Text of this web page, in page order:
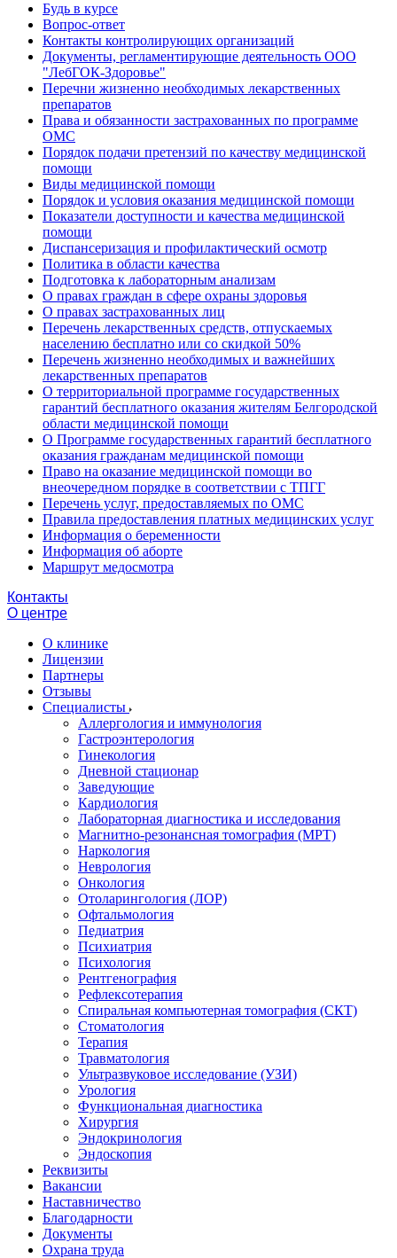
Будь в курсе
Вопрос-ответ
Контакты контролирующих организаций
Документы, регламентирующие деятельность ООО
"ЛебГОК-Здоровье"
Перечни жизненно необходимых лекарственных
препаратов
Права и обязанности застрахованных по программе
ОМС
Порядок подачи претензий по качеству медицинской
помощи
Виды медицинской помощи
Порядок и условия оказания медицинской помощи
Показатели доступности и качества медицинской
помощи
Диспансеризация и профилактический осмотр
Политика в области качества
Подготовка к лабораторным анализам
О правах граждан в сфере охраны здоровья
О правах застрахованных лиц
Перечень лекарственных средств, отпускаемых
населению бесплатно или со скидкой 50%
Перечень жизненно необходимых и важнейших
лекарственных препаратов
О территориальной программе государственных
гарантий бесплатного оказания жителям Белгородской
области медицинской помощи
О Программе государственных гарантий бесплатного
оказания гражданам медицинской помощи
Право на оказание медицинской помощи во
внеочередном порядке в соответствии с ТПГГ
Перечень услуг, предоставляемых по ОМС
Правила предоставления платных медицинских услуг
Информация о беременности
Информация об аборте
Маршрут медосмотра
Контакты
О центре
О клинике
Лицензии
Партнеры
Отзывы
Специалисты
Аллергология и иммунология
Гастроэнтерология
Гинекология
Дневной стационар
Заведующие
Кардиология
Лабораторная диагностика и исследования
Магнитно-резонансная томография (МРТ)
Наркология
Неврология
Онкология
Отоларингология (ЛОР)
Офтальмология
Педиатрия
Психиатрия
Психология
Рентгенография
Рефлексотерапия
Спиральная компьютерная томография (СКТ)
Стоматология
Терапия
Травматология
Ультразвуковое исследование (УЗИ)
Урология
Функциональная диагностика
Хирургия
Эндокринология
Эндоскопия
Реквизиты
Вакансии
Наставничество
Благодарности
Документы
Охрана труда